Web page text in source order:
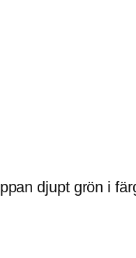
djupt grön i